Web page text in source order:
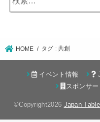
HOME タグ : 共創
イベント情報
スポンサー
©Copyright2026 Japan